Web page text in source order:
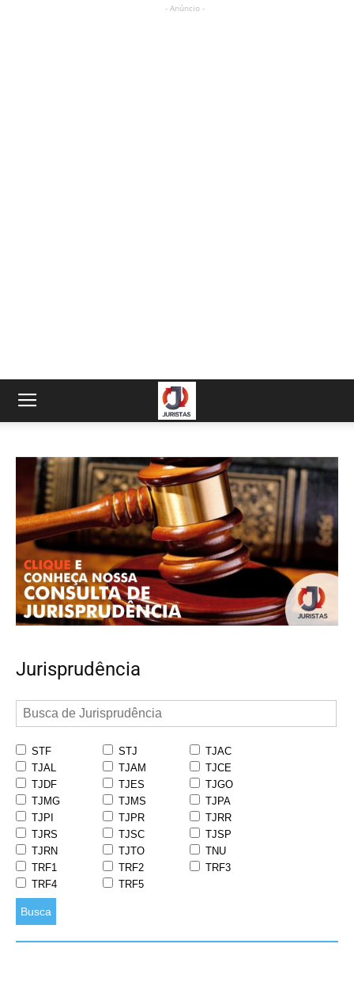
- Anúncio -
Jurisprudência
STF STJ
TJAC
TJAL
TJAM
TJCE
TJDF
TJES
TJGO
TJMG
TJMS
TJPA
TJPI
TJPR
TJRR
TJRS
TJSC
TJSP
TJRN
TJTO
TNU
TRF1
TRF2
TRF3
TRF4
TRF5
Busca